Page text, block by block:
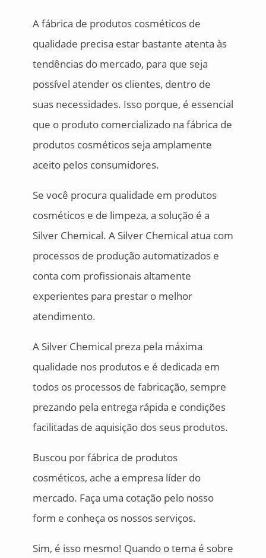
A fábrica de produtos cosméticos de
qualidade precisa estar bastante atenta às
tendências do mercado, para que seja
possível atender os clientes, dentro de
suas necessidades. Isso porque, é essencial
que o produto comercializado na fábrica de
produtos cosméticos seja amplamente
aceito pelos consumidores.
Se você procura qualidade em produtos
cosméticos e de limpeza, a solução é a
Silver Chemical. A Silver Chemical atua com
processos de produção automatizados e
conta com profissionais altamente
experientes para prestar o melhor
atendimento.
A Silver Chemical preza pela máxima
qualidade nos produtos e é dedicada em
todos os processos de fabricação, sempre
prezando pela entrega rápida e condições
facilitadas de aquisição dos seus produtos.
Buscou por fábrica de produtos
cosméticos, ache a empresa líder do
mercado. Faça uma cotação pelo nosso
form e conheça os nossos serviços.
Sim, é isso mesmo! Quando o tema é sobre